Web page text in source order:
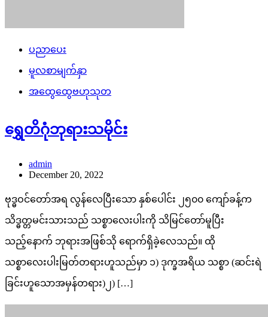
ပညာပေး
မူလစာမျက်နှာ
အထွေထွေဗဟုသုတ
ရွှေတိဂုံဘုရားသမိုင်း
admin
December 20, 2022
ဗုဒ္ဓဝင်တော်အရ လွန်လေပြီးသော နှစ်ပေါင်း ၂၅၀၀ ကျော်ခန့်က
သိဒ္ဓတ္တမင်းသားသည် သစ္စာလေးပါးကို သိမြင်တော်မူပြီး
သည့်နောက် ဘုရားအဖြစ်သို ရောက်ရှိခဲ့လေသည်။ ထို
သစ္စာလေးပါးမြတ်တရားဟူသည်မှာ ၁) ဒုက္ခအရိယ သစ္စာ (ဆင်းရဲ
ခြင်းဟူသောအမှန်တရား)၂) […]